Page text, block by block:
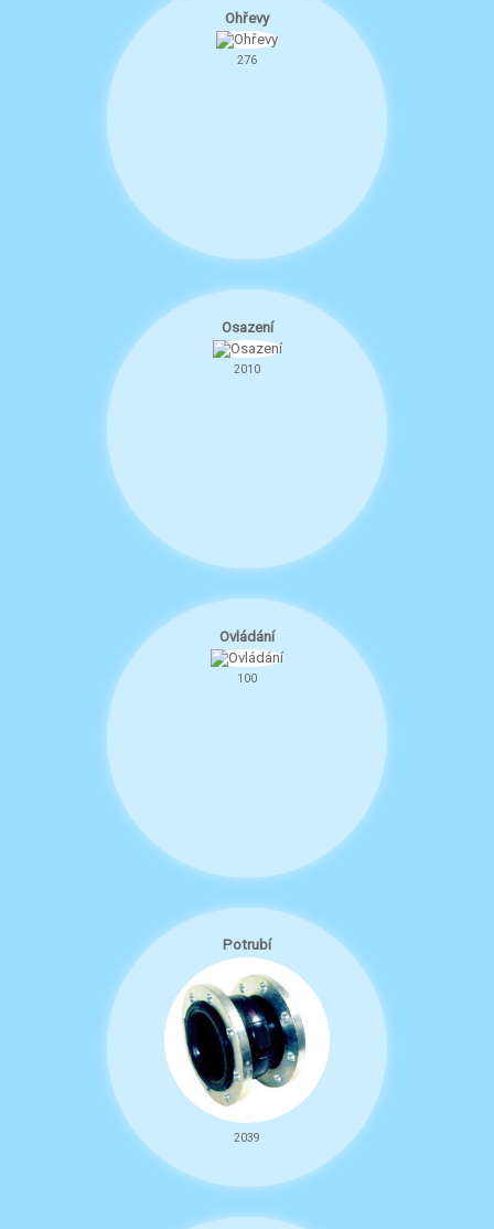
Ohřevy
276
Osazení
2010
Ovládání
100
Potrubí
2039